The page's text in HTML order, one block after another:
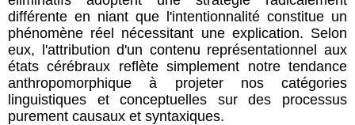
différente en niant que l'intentionnalité constitue un
phénomène réel nécessitant une explication. Selon
eux, l'attribution d'un contenu représentationnel aux
états cérébraux reflète simplement notre tendance
anthropomorphique à projeter nos catégories
linguistiques et conceptuelles sur des processus
purement causaux et syntaxiques.